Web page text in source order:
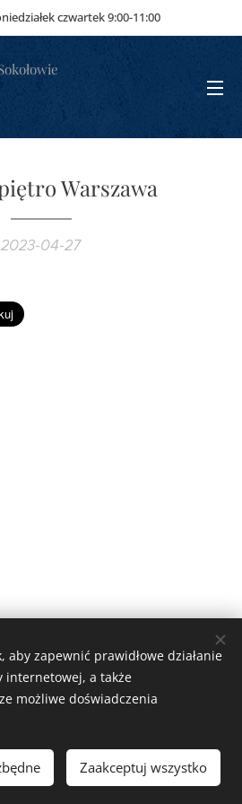
czwartek 9:00-11:00
Warszawa
2023-04-27
usługi Webnode Ciasteczka
aby zapewnić prawidłowe działanie
internetowej, a także
możliwe doświadczenia
Zaakceptuj wszystko